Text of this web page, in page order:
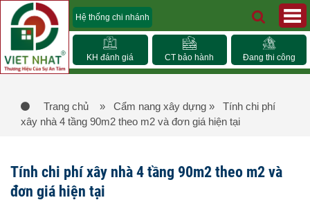
Hệ thống chi nhánh
KH đánh giá CT bảo hành Đang thi công
Trang chủ » Cẩm nang xây dựng » Tính chi phí
xây nhà 4 tầng 90m2 theo m2 và đơn giá hiện tại
Tính chi phí xây nhà 4 tầng 90m2 theo m2 và
đơn giá hiện tại